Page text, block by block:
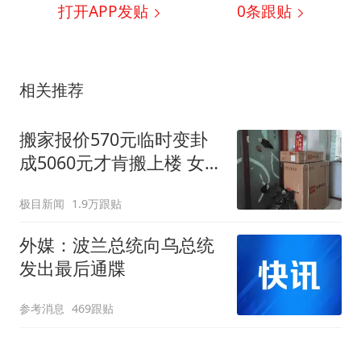
打开APP发贴 0条跟贴
相关推荐
搬家报价570元临时变卦
成5060元才肯搬上楼 女子
极目新闻 1.9万跟贴
外媒：波兰总统向乌总统
发出最后通牒
参考消息 469跟贴